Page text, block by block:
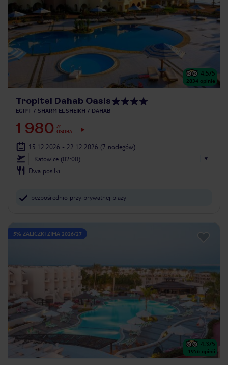
4.5/5
2834 opinie
Tropitel Dahab Oasis
EGIPT SHARM EL SHEIKH DAHAB
1 980 ZŁ
OSOBA
15.12.2026 - 22.12.2026 (7 noclegów)
Katowice (02:00)
Dwa posiłki
bezpośrednio przy prywatnej plaży
5% ZALICZKI ZIMA 2026/27
4.3/5
1956 opinii